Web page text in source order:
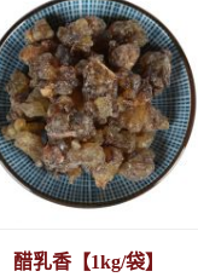
醋乳香【1kg/袋】